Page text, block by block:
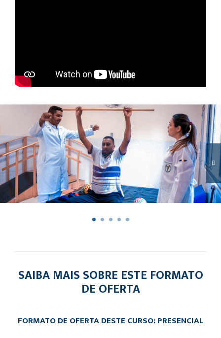
SAIBA MAIS SOBRE ESTE FORMATO
DE OFERTA
FORMATO DE OFERTA DESTE CURSO: PRESENCIAL